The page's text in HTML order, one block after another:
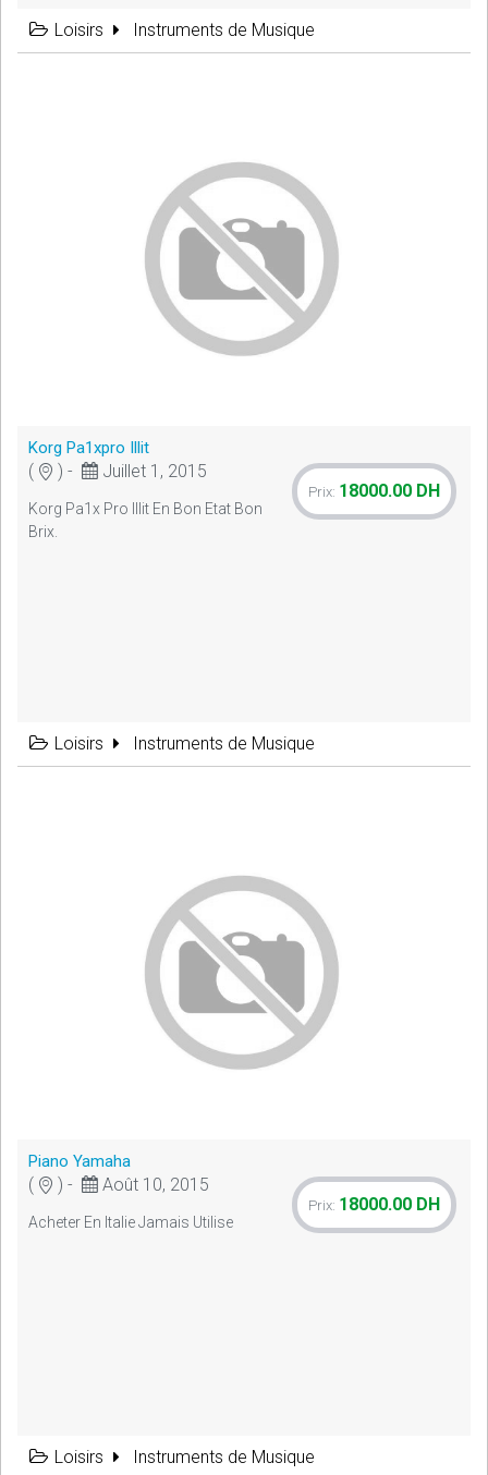
Loisirs Instruments de Musique
Korg Pa1xpro Illit
( ) - Juillet 1, 2015
Prix: 18000.00 DH
Korg Pa1x Pro Illit En Bon Etat Bon
Brix.
Loisirs Instruments de Musique
Piano Yamaha
( ) - Août 10, 2015
Prix: 18000.00 DH
Acheter En Italie Jamais Utilise
Loisirs Instruments de Musique